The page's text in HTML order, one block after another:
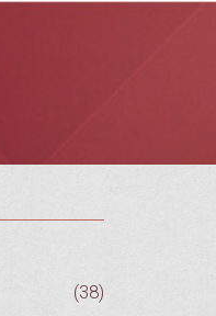
(38)